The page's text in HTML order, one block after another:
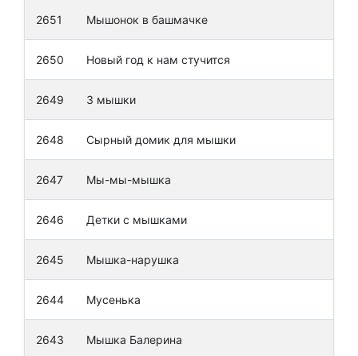
2651 Мышонок в башмачке
2650 Новый год к нам стучится
2649 3 мышки
2648 Сырный домик для мышки
2647 Мы-мы-мышка
2646 Детки с мышками
2645 Мышка-нарушка
2644 Мусенька
2643 Мышка Балерина